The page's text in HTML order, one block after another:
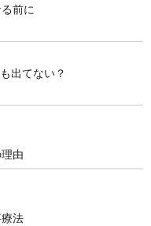
前に
出てない？
由
法